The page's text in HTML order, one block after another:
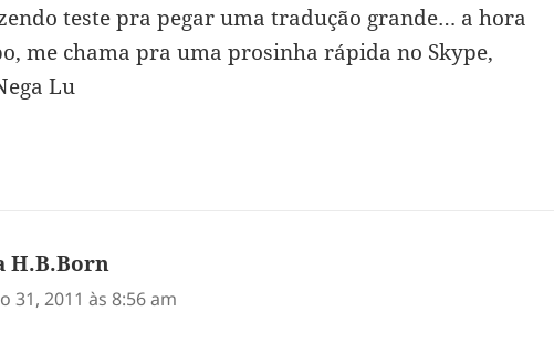
teste pra pegar uma tradução grande… a hora
me chama pra uma prosinha rápida no Skype,
Lu
H.B.Born
31, 2011 às 8:56 am